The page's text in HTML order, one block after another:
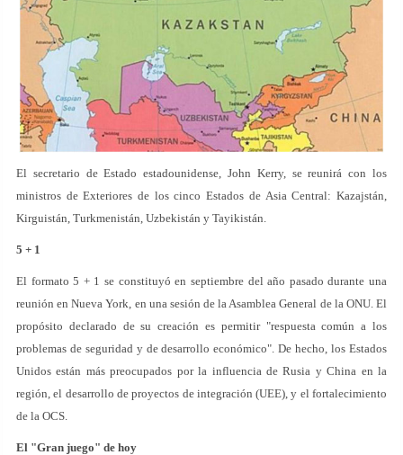
El secretario de Estado estadounidense, John Kerry, se reunirá con los
ministros de Exteriores de los cinco Estados de Asia Central: Kazajstán,
Kirguistán, Turkmenistán, Uzbekistán y Tayikistán.
5 + 1
El formato 5 + 1 se constituyó en septiembre del año pasado durante una
reunión en Nueva York, en una sesión de la Asamblea General de la ONU. El
propósito declarado de su creación es permitir "respuesta común a los
problemas de seguridad y de desarrollo económico". De hecho, los Estados
Unidos están más preocupados por la influencia de Rusia y China en la
región, el desarrollo de proyectos de integración (UEE), y el fortalecimiento
de la OCS.
El "Gran juego" de hoy